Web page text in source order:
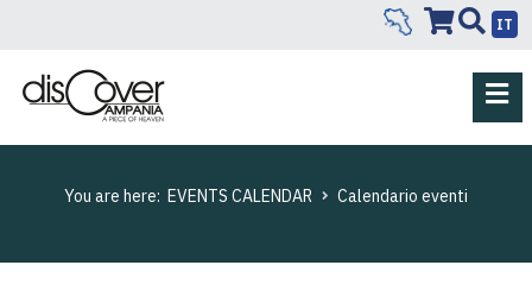
IT
You are here: EVENTS CALENDAR Calendario eventi